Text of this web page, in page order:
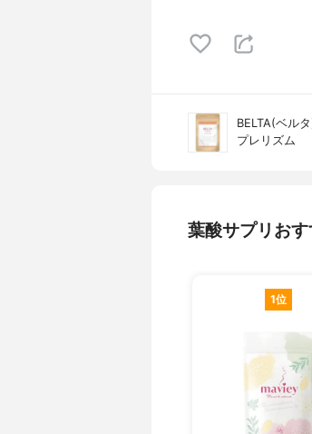
BELTA(ベル
プレリズム
葉酸サプリお
1位